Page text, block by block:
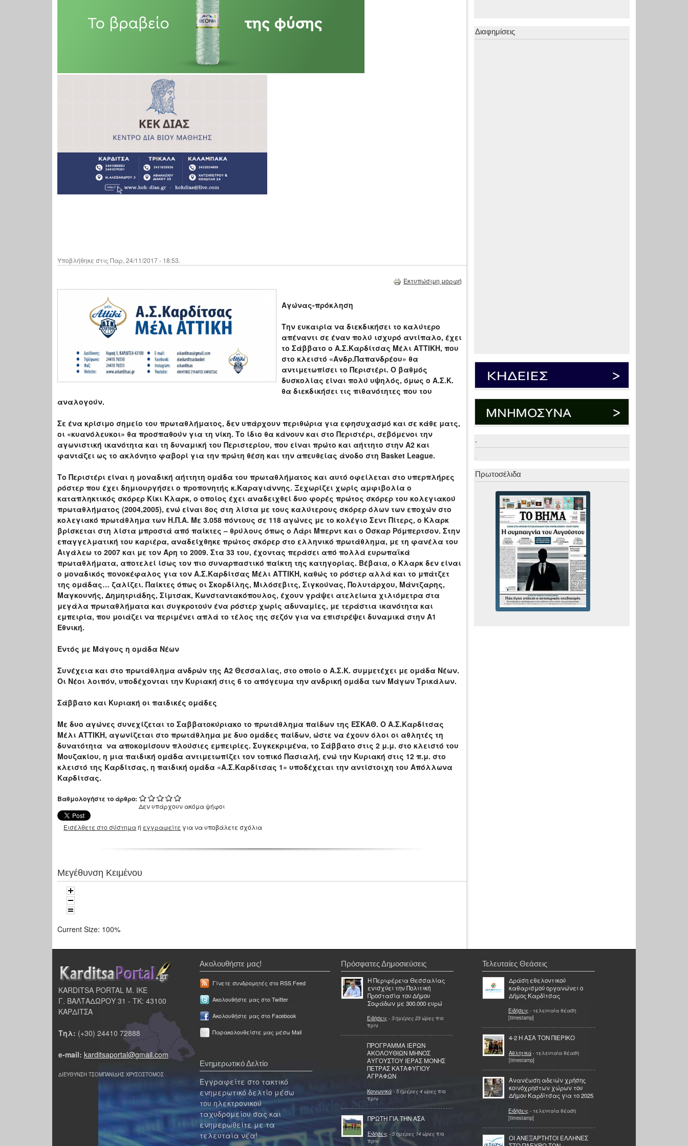
Υποβλήθηκε στις Παρ, 24/11/2017 - 18:53.
Εκτυπώσιμη μορφή
Αγώνας-πρόκληση
Την ευκαιρία να διεκδικήσει το καλύτερο
απέναντι σε έναν πολύ ισχυρό αντίπαλο, έχει
το Σάββατο ο Α.Σ.Καρδίτσας Μέλι ΑΤΤΙΚΗ, που
στο κλειστό «Ανδρ.Παπανδρέου» θα
αντιμετωπίσει το Περιστέρι. Ο βαθμός
δυσκολίας είναι πολύ υψηλός, όμως ο Α.Σ.Κ.
θα διεκδικήσει τις πιθανότητες που του
αναλογούν.
Σε ένα κρίσιμο σημείο του πρωταθλήματος, δεν υπάρχουν περιθώρια για εφησυχασμό και σε κάθε ματς,
οι «κυανόλευκοι» θα προσπαθούν για τη νίκη. Το ίδιο θα κάνουν και στο Περιστέρι, σεβόμενοι την
αγωνιστική ικανότητα και τη δυναμική του Περιστερίου, που είναι πρώτο και αήττητο στην Α2 και
φαντάζει ως το ακλόνητο φαβορί για την πρώτη θέση και την απευθείας άνοδο στη Basket League.
Το Περιστέρι είναι η μοναδική αήττητη ομάδα του πρωταθλήματος και αυτό οφείλεται στο υπερπλήρες
ρόστερ που έχει δημιουργήσει ο προπονητής κ.Καραγιάννης. Ξεχωρίζει χωρίς αμφιβολία ο
καταπληκτικός σκόρερ Κίκι Κλαρκ, ο οποίος έχει αναδειχθεί δυο φορές πρώτος σκόρερ του κολεγιακού
πρωταθλήματος (2004,2005), ενώ είναι 8ος στη λίστα με τους καλύτερους σκόρερ όλων των εποχών στο
κολεγιακό πρωτάθλημα των Η.Π.Α. Με 3.058 πόντους σε 118 αγώνες με το κολέγιο Σεντ Πίτερς, ο Κλαρκ
βρίσκεται στη λίστα μπροστά από παίκτες – θρύλους όπως ο Λάρι Μπερντ και ο Όσκαρ Ρόμπερτσον. Στην
επαγγελματική του καριέρα, αναδείχθηκε πρώτος σκόρερ στο ελληνικό πρωτάθλημα, με τη φανέλα του
Αιγάλεω το 2007 και με τον Άρη το 2009. Στα 33 του, έχοντας περάσει από πολλά ευρωπαϊκά
πρωταθλήματα, αποτελεί ίσως τον πιο συναρπαστικό παίκτη της κατηγορίας. Βέβαια, ο Κλαρκ δεν είναι
ο μοναδικός πονοκέφαλος για τον Α.Σ.Καρδίτσας Μέλι ΑΤΤΙΚΗ, καθώς το ρόστερ αλλά και το μπάτζετ
της ομάδας… ζαλίζει. Παίκτες όπως οι Σκορδίλης, Μιλόσεβιτς, Σιγκούνας, Πολυτάρχου, Μάντζαρης,
Μαγκουνής, Δημητριάδης, Σίμτσακ, Κωνσταντακόπουλος, έχουν γράψει ατελείωτα χιλιόμετρα στα
μεγάλα πρωταθλήματα και συγκροτούν ένα ρόστερ χωρίς αδυναμίες, με τεράστια ικανότητα και
εμπειρία, που μοιάζει να περιμένει απλά το τέλος της σεζόν για να επιστρέψει δυναμικά στην Α1
Εθνική.
Εντός με Μάγους η ομάδα Νέων
Συνέχεια και στο πρωτάθλημα ανδρών της Α2 Θεσσαλίας, στο οποίο ο Α.Σ.Κ. συμμετέχει με ομάδα Νέων.
Οι Νέοι λοιπόν, υποδέχονται την Κυριακή στις 6 το απόγευμα την ανδρική ομάδα των Μάγων Τρικάλων.
Σάββατο και Κυριακή οι παιδικές ομάδες
Με δυο αγώνες συνεχίζεται το Σαββατοκύριακο το πρωτάθλημα παίδων της ΕΣΚΑΘ. Ο Α.Σ.Καρδίτσας
Μέλι ΑΤΤΙΚΗ, αγωνίζεται στο πρωτάθλημα με δυο ομάδες παίδων, ώστε να έχουν όλοι οι αθλητές τη
δυνατότητα να αποκομίσουν πλούσιες εμπειρίες. Συγκεκριμένα, το Σάββατο στις 2 μ.μ. στο κλειστό του
Μουζακίου, η μια παιδική ομάδα αντιμετωπίζει τον τοπικό Πασιαλή, ενώ την Κυριακή στις 12 π.μ. στο
κλειστό της Καρδίτσας, η παιδική ομάδα «Α.Σ.Καρδίτσας 1» υποδέχεται την αντίστοιχη του Απόλλωνα
Καρδίτσας.
Βαθμολογήστε το άρθρο:
Δεν υπάρχουν ακόμα ψήφοι
Εισέλθετε στο σύστημαή εγγραφείτε για να υποβάλετε σχόλια
Μεγέθυνση Κειμένου
Current Size: 100%
Διαφημίσεις
.
.
Πρωτοσέλιδα
KARDITSA PORTAL Μ. ΙΚΕ
Γ. ΒΑΛΤΑΔΩΡΟΥ 31 - ΤΚ: 43100
ΚΑΡΔΙΤΣΑ
Τηλ: (+30) 24410 72888
e-mail: karditsaportal@gmail.com
ΔΙΕΥΘΥΝΣΗ ΤΣΟΜΠΑΝΙΔΗΣ ΧΡΥΣΟΣΤΟΜΟΣ
Ακολουθήστε μας!
Γίνετε συνδρομητές στο RSS Feed
Ακολουθήστε μας στο Twitter
Ακολουθήστε μας στο Facebook
Παρακολουθείστε μας μέσω Mail
Ενημερωτικό Δελτίο
Εγγραφείτε στο τακτικό
ενημερωτικό δελτίο μέσω
του ηλεκτρονικού
ταχυδρομείου σας και
ενημερωθείτε με τα
τελευταία νέα!
Πρόσφατες Δημοσιεύσεις
Η Περιφέρεια Θεσσαλίας
ενισχύει την Πολιτική
Προστασία του Δήμου
Σοφάδων με 300.000 ευρώ
Ειδήσεις - 3 ημέρες 23 ώρες πιο
πριν
ΠΡΟΓΡΑΜΜΑ ΙΕΡΩΝ
ΑΚΟΛΟΥΘΙΩΝ ΜΗΝΟΣ
ΑΥΓΟΥΣΤΟΥ ΙΕΡΑΣ ΜΟΝΗΣ
ΠΕΤΡΑΣ ΚΑΤΑΦΥΓΙΟΥ
ΑΓΡΑΦΩΝ
Κοινωνικά - 5 ημέρες 4 ώρες πιο
πριν
ΠΡΩΤΗ ΓΙΑ ΤΗΝ ΑΣΑ
Ειδήσεις - 5 ημέρες 14 ώρες πιο
πριν
Τελευταίες Θεάσεις
Δράση εθελοντικού
καθαρισμού οργανώνει ο
Δήμος Καρδίτσας
Ειδήσεις - τελευταία θέαση
[timestamp]
4-2 Η ΑΣΑ ΤΟΝ ΠΙΕΡΙΚΟ
Αθλητικά - τελευταία θέαση
[timestamp]
Ανανέωση αδειών χρήσης
κοινόχρηστων χώρων του
Δήμου Καρδίτσας για το 2025
Ειδήσεις - τελευταία θέαση
[timestamp]
OI ΑΝΕΞΑΡΤΗΤΟΙ ΕΛΛΗΝΕΣ